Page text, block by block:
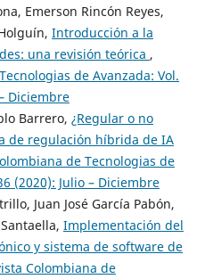
Emerson Rincón Reyes,
Introducción a la
una revisión teórica ,
de Avanzada: Vol.
Diciembre
Barrero, ¿Regular o no
de regulación híbrida de IA
de Tecnologias de
(2020): Julio – Diciembre
Juan José García Pabón,
Implementación del
y sistema de software de
Colombiana de